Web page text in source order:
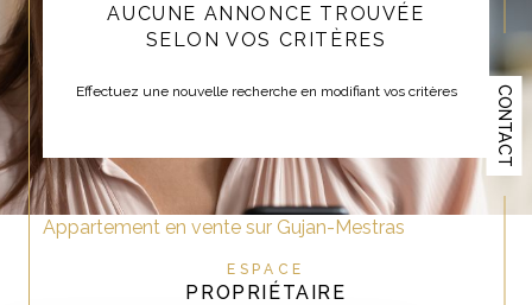
CONTACT
AUCUNE ANNONCE TROUVÉE
SELON VOS CRITÈRES
Effectuez une nouvelle recherche en modifiant vos critères
Appartement en vente sur Gujan-Mestras
ESPACE
PROPRIÉTAIRE